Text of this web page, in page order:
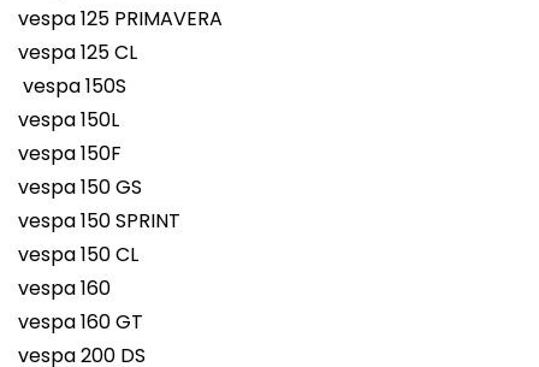
vespa 125 PRIMAVERA
vespa 125 CL
vespa 150S
vespa 150L
vespa 150F
vespa 150 GS
vespa 150 SPRINT
vespa 150 CL
vespa 160
vespa 160 GT
vespa 200 DS